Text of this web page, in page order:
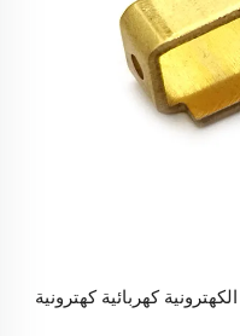
كهربائية كهترونية